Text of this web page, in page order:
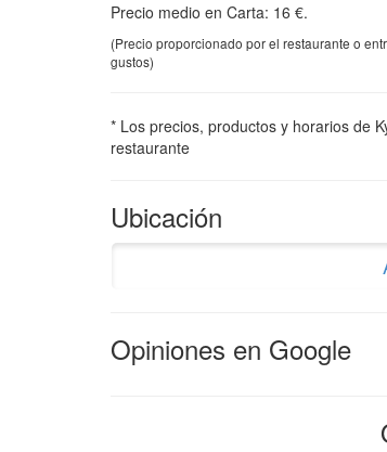
Precio medio en Carta: 16 €.
(Precio proporcionado por el restaurante o
gustos)
* Los precios, productos y horarios de
restaurante
Ubicación
Opiniones en Google